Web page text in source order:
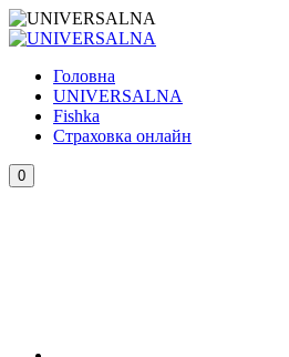
Головна
UNIVERSALNA
Fishka
Страховка онлайн
0